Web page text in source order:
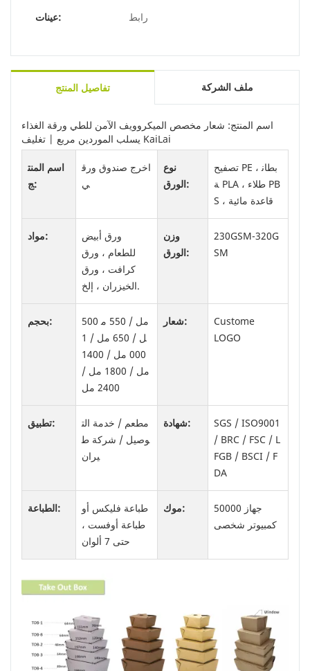
عينات: رابط
تفاصيل المنتج ملف الشركة
اسم المنتج: شعار مخصص الميكروويف الآمن للطي ورقة الغذاء
يسلب الموردين مربع | تغليف KaiLai
اسم المنت
ج:
اخرج صندوق ورق
ي
نوع
الورق:
تصفيح PE ، بطان
ة PLA ، طلاء PB
S ، قاعدة مائية
مواد:
ورق أبيض
للطعام ، ورق
كرافت ، ورق
الخيزران ، إلخ.
وزن
الورق:
230GSM-320G
SM
بحجم:
500 مل / 550 م
ل / 650 مل / 1
000 مل / 1400
مل / 1800 مل /
2400 مل
شعار:
Custome
LOGO
تطبيق:
مطعم / خدمة الت
وصيل / شركة ط
يران
شهادة:
SGS / ISO9001
/ BRC / FSC / L
FGB / BSCI / F
DA
الطباعة:
طباعة فليكس أو
طباعة أوفست ،
حتى 7 ألوان
موك:
50000 جهاز
كمبيوتر شخصى